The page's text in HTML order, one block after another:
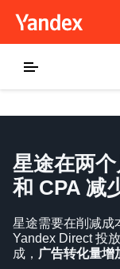
星途在两
和 CPA 减
星途需要在削减成
Yandex Direct 投
成， 广告转化量增